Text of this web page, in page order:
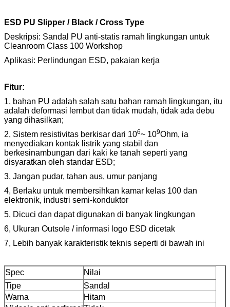
ESD PU Slipper / Black / Cross Type
Deskripsi: Sandal PU anti-statis ramah lingkungan untuk
Cleanroom Class 100 Workshop
Aplikasi: Perlindungan ESD, pakaian kerja
Fitur:
1, bahan PU adalah salah satu bahan ramah lingkungan, itu
adalah deformasi lembut dan tidak mudah, tidak ada debu
yang dihasilkan;
2, Sistem resistivitas berkisar dari 106~ 109Ohm, ia
menyediakan kontak listrik yang stabil dan
berkesinambungan dari kaki ke tanah seperti yang
disyaratkan oleh standar ESD;
3, Jangan pudar, tahan aus, umur panjang
4, Berlaku untuk membersihkan kamar kelas 100 dan
elektronik, industri semi-konduktor
5, Dicuci dan dapat digunakan di banyak lingkungan
6, Ukuran Outsole / informasi logo ESD dicetak
7, Lebih banyak karakteristik teknis seperti di bawah ini
Spec
Nilai
Tipe
Sandal
Warna
Hitam